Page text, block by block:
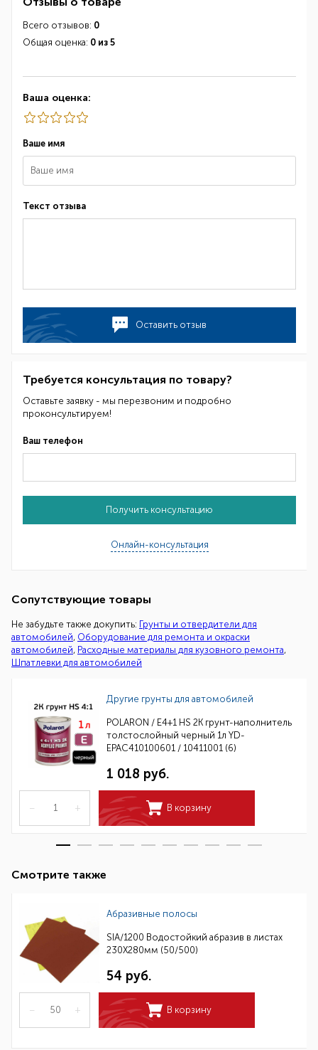
Всего отзывов: 0
Общая оценка: 0 из 5
Ваша оценка:
Ваше имя
Текст отзыва
Оставить отзыв
Требуется консультация по товару?
Оставьте заявку - мы перезвоним и подробно
проконсультируем!
Ваш телефон
Получить консультацию
Онлайн-консультация
Сопутствующие товары
Не забудьте также докупить: Грунты и отвердители для
автомобилей, Оборудование для ремонта и окраски
автомобилей, Расходные материалы для кузовного ремонта,
Шпатлевки для автомобилей
Другие грунты для автомобилей
POLARON / E4+1 HS 2K грунт-наполнитель
толстослойный черный 1л YD-
EPAC410100601 / 10411001 (6)
1 018 руб.
– + В корзину
Смотрите также
Абразивные полосы
SIA/1200 Водостойкий абразив в листах
230Х280мм (50/500)
54 руб.
– + В корзину